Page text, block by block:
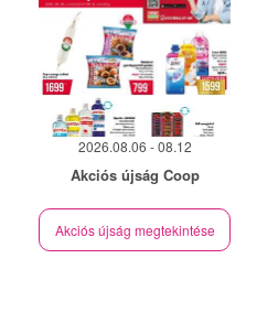
2026.08.06 - 08.12
Akciós újság Coop
Akciós újság megtekintése